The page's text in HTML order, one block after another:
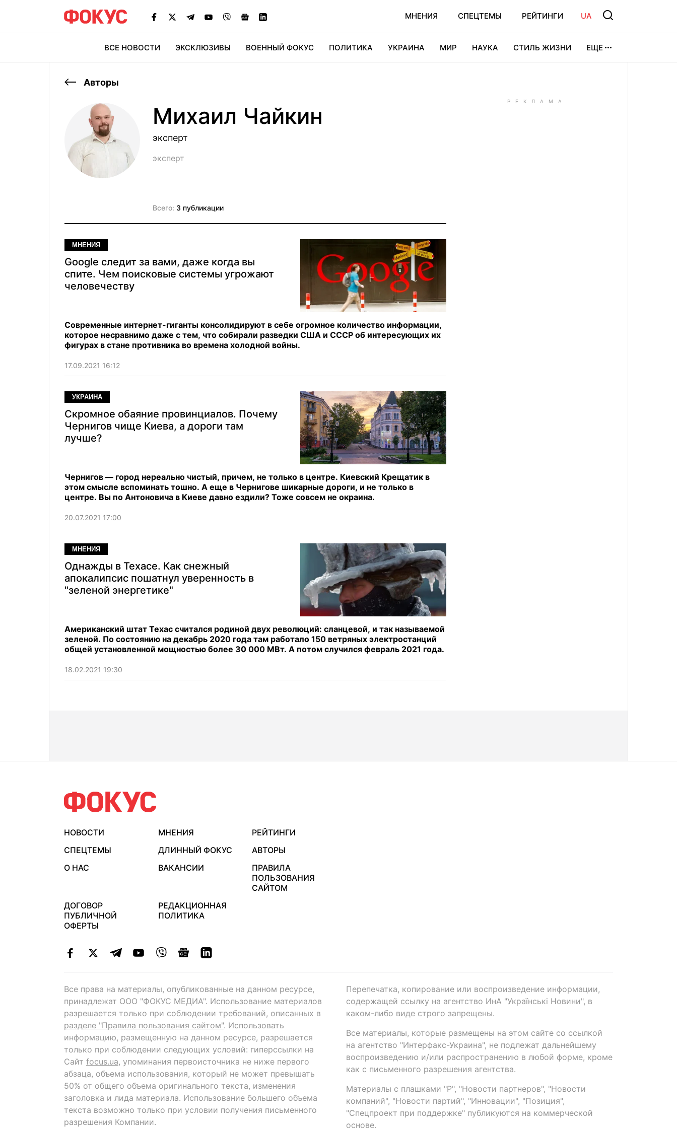
МНЕНИЯ СПЕЦТЕМЫ РЕЙТИНГИ UA
ВСЕ НОВОСТИ ЭКСКЛЮЗИВЫ ВОЕННЫЙ ФОКУС ПОЛИТИКА УКРАИНА МИР НАУКА СТИЛЬ ЖИЗНИ ЕЩЕ
Авторы
Михаил Чайкин
эксперт
эксперт
Всего: 3 публикации
МНЕНИЯ
Google следит за вами, даже когда вы
спите. Чем поисковые системы угрожают
человечеству
Современные интернет-гиганты консолидируют в себе огромное количество информации,
которое несравнимо даже с тем, что собирали разведки США и СССР об интересующих их
фигурах в стане противника во времена холодной войны.
17.09.2021 16:12
УКРАИНА
Скромное обаяние провинциалов. Почему
Чернигов чище Киева, а дороги там
лучше?
Чернигов — город нереально чистый, причем, не только в центре. Киевский Крещатик в
этом смысле вспоминать тошно. А еще в Чернигове шикарные дороги, и не только в
центре. Вы по Антоновича в Киеве давно ездили? Тоже совсем не окраина.
20.07.2021 17:00
МНЕНИЯ
Однажды в Техасе. Как снежный
апокалипсис пошатнул уверенность в
"зеленой энергетике"
Американский штат Техас считался родиной двух революций: сланцевой, и так называемой
зеленой. По состоянию на декабрь 2020 года там работало 150 ветряных электростанций
общей установленной мощностью более 30 000 МВт. А потом случился февраль 2021 года.
18.02.2021 19:30
НОВОСТИ МНЕНИЯ
РЕЙТИНГИ
СПЕЦТЕМЫ
ДЛИННЫЙ ФОКУС
АВТОРЫ
О НАС
ВАКАНСИИ
ПРАВИЛА
ПОЛЬЗОВАНИЯ
САЙТОМ
ДОГОВОР
ПУБЛИЧНОЙ
ОФЕРТЫ
РЕДАКЦИОННАЯ
ПОЛИТИКА
Все права на материалы, опубликованные на данном ресурсе,
принадлежат ООО "ФОКУС МЕДИА". Использование материалов
разрешается только при соблюдении требований, описанных в
разделе "Правила пользования сайтом". Использовать
информацию, размещенную на данном ресурсе, разрешается
только при соблюдении следующих условий: гиперссылки на
Сайт focus.ua, упоминания первоисточника не ниже первого
абзаца, объема использования, который не может превышать
50% от общего объема оригинального текста, изменения
заголовка и лида материала. Использование большего объема
текста возможно только при условии получения письменного
разрешения Компании.
Перепечатка, копирование или воспроизведение информации,
содержащей ссылку на агентство ИнА "Українські Новини", в
каком-либо виде строго запрещены.
Все материалы, которые размещены на этом сайте со ссылкой
на агентство "Интерфакс-Украина", не подлежат дальнейшему
воспроизведению и/или распространению в любой форме, кроме
как с письменного разрешения агентства.
Материалы с плашками "Р", "Новости партнеров", "Новости
компаний", "Новости партий", "Инновации", "Позиция",
"Спецпроект при поддержке" публикуются на коммерческой
основе.